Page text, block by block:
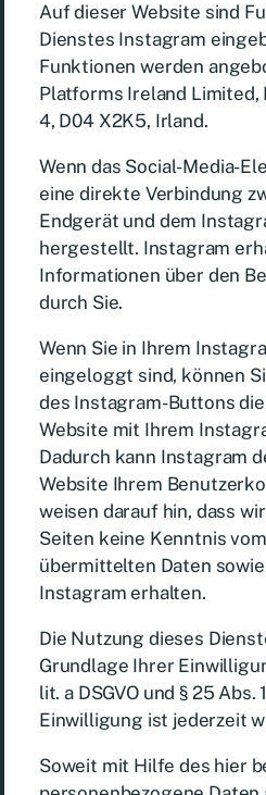
Auf dieser Website sind
Dienstes Instagram
Funktionen werden
Platforms Ireland Limited,
4, D04 X2K5, Irland.
Wenn das Social-Media-
eine direkte Verbindung
Endgerät und dem
hergestellt. Instagram
Informationen über den
durch Sie.
Wenn Sie in Ihrem
eingeloggt sind, können
des Instagram-Buttons
Website mit Ihrem
Dadurch kann Instagram
Website Ihrem
weisen darauf hin, dass
Seiten keine Kenntnis
übermittelten Daten
Instagram erhalten.
Die Nutzung dieses
Grundlage Ihrer
lit. a DSGVO und § 25 Abs.
Einwilligung ist jederzeit
Soweit mit Hilfe des hier